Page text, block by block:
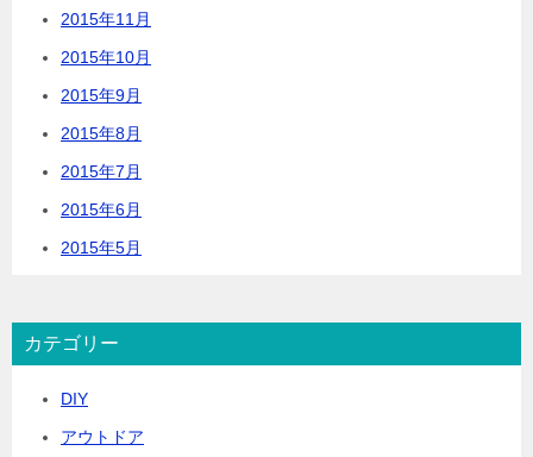
2015年11月
2015年10月
2015年9月
2015年8月
2015年7月
2015年6月
2015年5月
カテゴリー
DIY
アウトドア